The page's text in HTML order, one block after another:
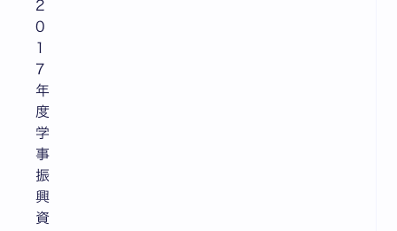
2
0
1
7
年
度
学
事
振
興
資